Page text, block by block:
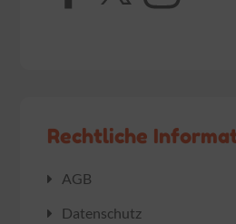
Rechtliche
AGB
Datenschutz